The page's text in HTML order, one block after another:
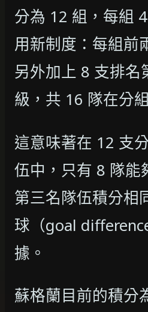
分為 12 組，每組
用新制度：每組前
另外加上 8 支排名
級，共 16 隊在分
這意味著在 12 支
伍中，只有 8 隊能
第三名隊伍積分相
球（goal
據。
蘇格蘭目前的積分